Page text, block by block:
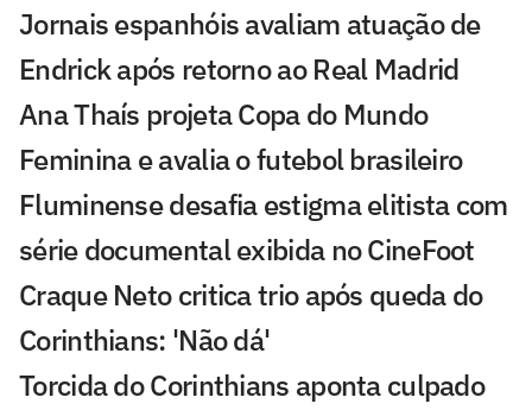
Jornais espanhóis avaliam atuação de
Endrick após retorno ao Real Madrid
Ana Thaís projeta Copa do Mundo
Feminina e avalia o futebol brasileiro
Fluminense desafia estigma elitista com
série documental exibida no CineFoot
Craque Neto critica trio após queda do
Corinthians: 'Não dá'
Torcida do Corinthians aponta culpado